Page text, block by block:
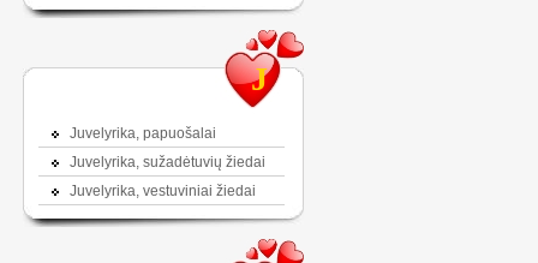
J
Juvelyrika, papuošalai
Juvelyrika, sužadėtuvių žiedai
Juvelyrika, vestuviniai žiedai